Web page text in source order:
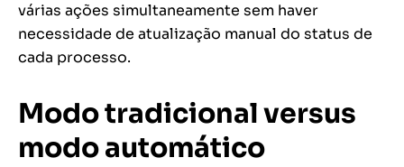
várias ações simultaneamente sem haver
necessidade de atualização manual do status de
cada processo.
Modo tradicional versus
modo automático